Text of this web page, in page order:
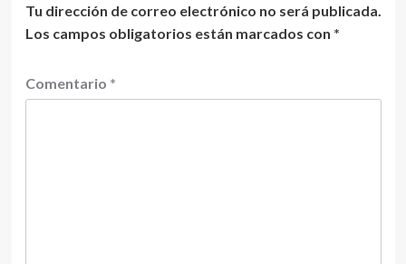
Tu dirección de correo electrónico no será publicada.
Los campos obligatorios están marcados con *
Comentario *